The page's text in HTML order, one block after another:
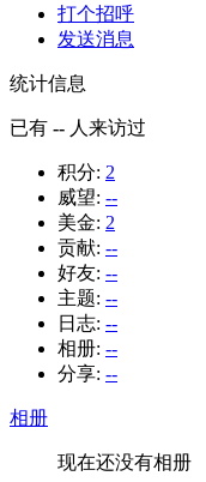
打个招呼
发送消息
统计信息
已有 -- 人来访过
积分: 2
威望: --
美金: 2
贡献: --
好友: --
主题: --
日志: --
相册: --
分享: --
相册
现在还没有相册